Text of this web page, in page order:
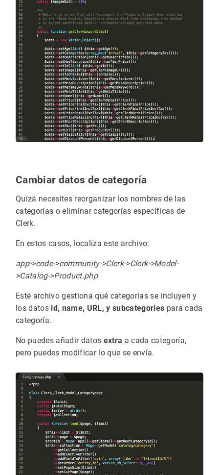
Cambiar datos de categoría
Quizá necesites reorganizar los nombres de las
categorías o eliminar categorías específicas de
Clerk.
En estos casos, localiza este archivo:
app->code->community->Clerk->Clerk->Model-
>Catalog->Product.php
Este archivo gestiona qué categorías se incluyen y
los datos id, name, URL, y subcategories para cada
categoría.
No puedes añadir datos extra a cada categoría,
pero puedes modificar lo que se envía.